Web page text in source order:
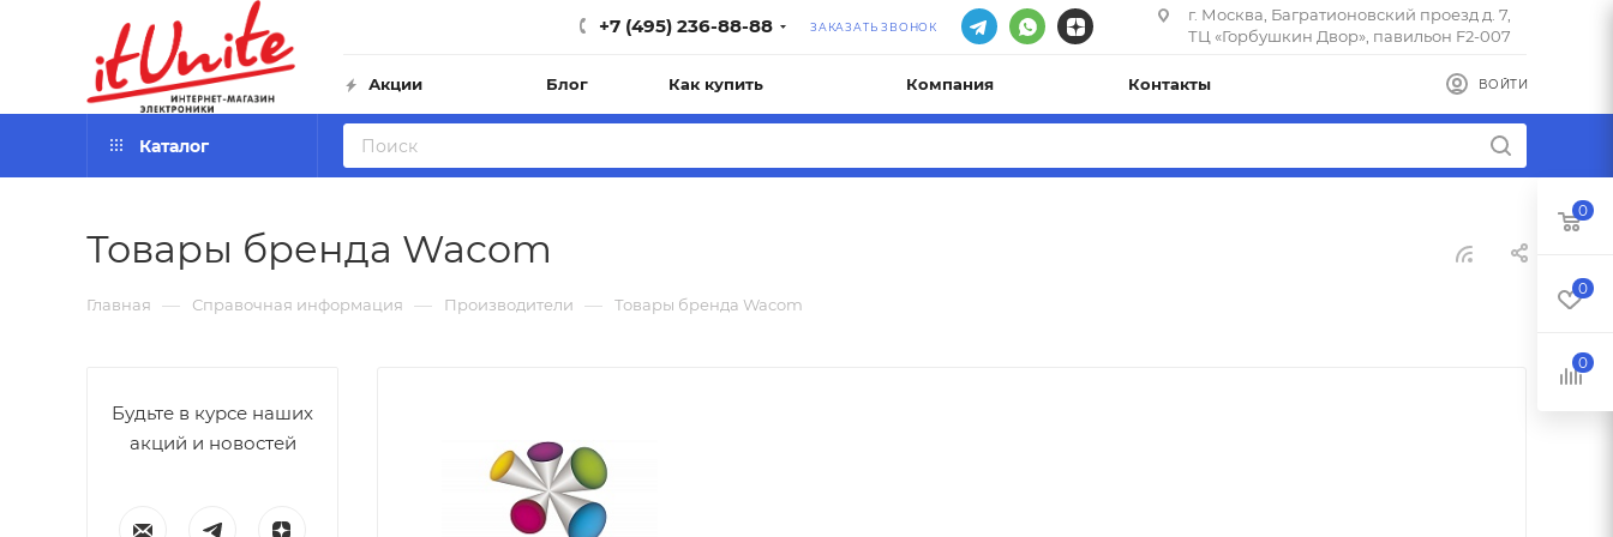
+7 (495) 236-88-88 ЗАКАЗАТЬ ЗВОНОК
г. Москва, Багратионовский проезд д. 7,
ТЦ «Горбушкин Двор», павильон F2-007
ВОЙТИ
Акции Блог Как купить Компания Контакты
Каталог
Товары бренда Wacom
Главная — Справочная информация — Производители — Товары бренда Wacom
Будьте в курсе наших
акций и новостей
0
0
0